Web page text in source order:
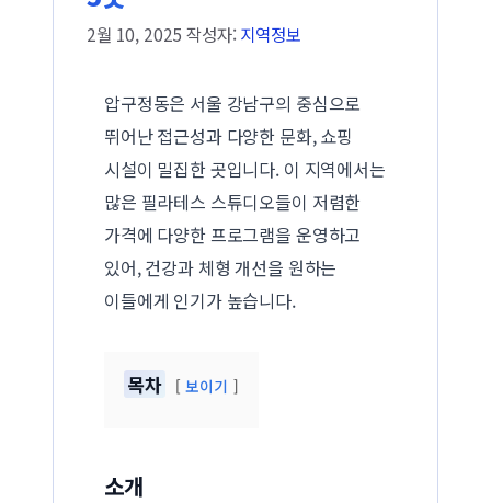
2월 10, 2025 작성자: 지역정보
압구정동은 서울 강남구의 중심으로
뛰어난 접근성과 다양한 문화, 쇼핑
시설이 밀집한 곳입니다. 이 지역에서는
많은 필라테스 스튜디오들이 저렴한
가격에 다양한 프로그램을 운영하고
있어, 건강과 체형 개선을 원하는
이들에게 인기가 높습니다.
목차 보이기
소개